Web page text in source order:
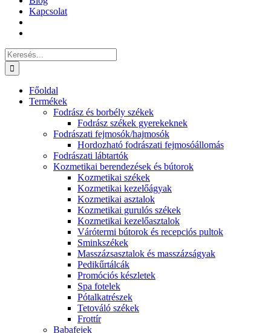
Kapcsolat
Keresés...
Főoldal
Termékek
Fodrász és borbély székek
Fodrász székek gyerekeknek
Fodrászati fejmosók/hajmosók
Hordozható fodrászati fejmosóállomás
Fodrászati lábtartók
Kozmetikai berendezések és bútorok
Kozmetikai székek
Kozmetikai kezelőágyak
Kozmetikai asztalok
Kozmetikai gurulós székek
Kozmetikai kezelőasztalok
Várótermi bútorok és recepciós pultok
Sminkszékek
Masszázsasztalok és masszázságyak
Pedikűrtálcák
Promóciós készletek
Spa fotelek
Pótalkatrészek
Tetováló székek
Frottír
Babafejek